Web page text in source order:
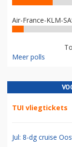
Air-France-KLM-
Meer polls
TUI vliegtickets
Jul: 8-dg cruise